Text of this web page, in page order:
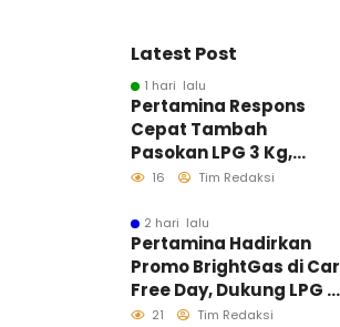
Latest Post
1 hari lalu
Pertamina Respons
Cepat Tambah
Pasokan LPG 3 Kg,
Kondisi Penyaluran di
Berlangsung Kondusif
16 Tim Redaksi
2 hari lalu
Pertamina Hadirkan
Promo BrightGas di Car
Free Day, Dukung LPG 3
Kg Tepat Sasaran
21 Tim Redaksi